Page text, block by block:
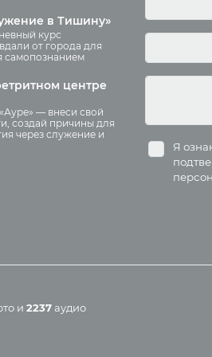
отзывы о курсах
преподавателей йоги для
трансляция
в Тишину»
курс
от города для
самопознанием
центре
— внеси свой
создай причины для
через служение и
Я
и 2237 аудио